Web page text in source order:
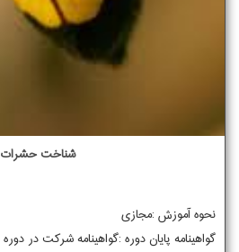
شناخت حشرات
نحوه آموزش :مجازی
گواهینامه پایان دوره :گواهینامه شرکت در دوره